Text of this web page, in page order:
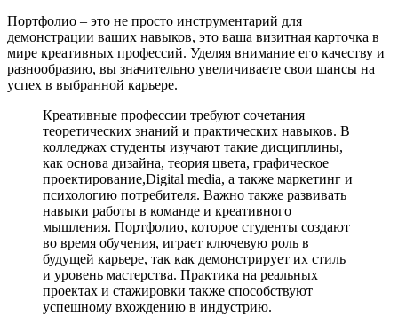
Портфолио – это не просто инструментарий для
демонстрации ваших навыков, это ваша визитная карточка в
мире креативных профессий. Уделяя внимание его качеству и
разнообразию, вы значительно увеличиваете свои шансы на
успех в выбранной карьере.
Креативные профессии требуют сочетания
теоретических знаний и практических навыков. В
колледжах студенты изучают такие дисциплины,
как основа дизайна, теория цвета, графическое
проектирование,Digital media, а также маркетинг и
психологию потребителя. Важно также развивать
навыки работы в команде и креативного
мышления. Портфолио, которое студенты создают
во время обучения, играет ключевую роль в
будущей карьере, так как демонстрирует их стиль
и уровень мастерства. Практика на реальных
проектах и стажировки также способствуют
успешному вхождению в индустрию.